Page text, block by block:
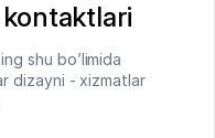
shu bo’limida
dizayni - xizmatlar